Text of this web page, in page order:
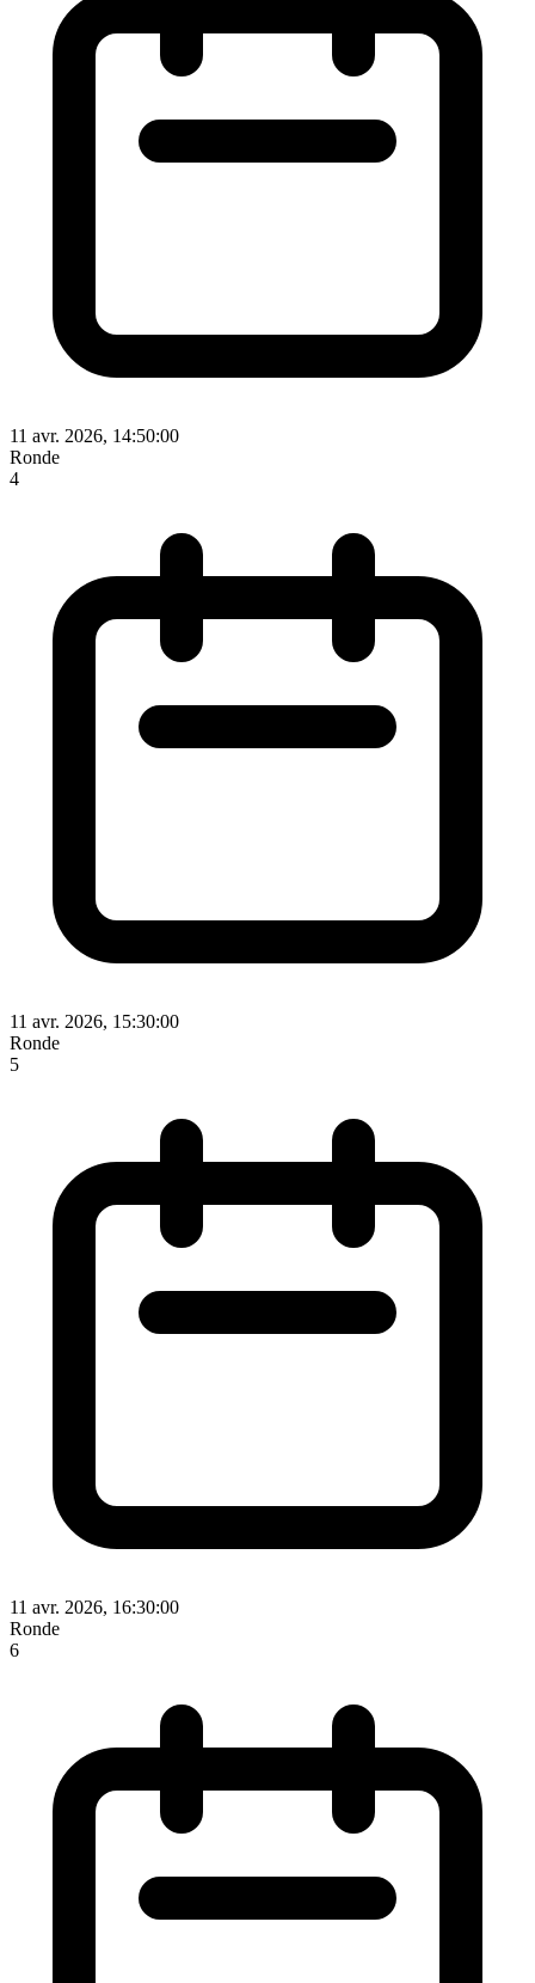
11 avr. 2026, 14:50:00
Ronde
4
11 avr. 2026, 15:30:00
Ronde
5
11 avr. 2026, 16:30:00
Ronde
6